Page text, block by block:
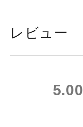
レビュー
5.00